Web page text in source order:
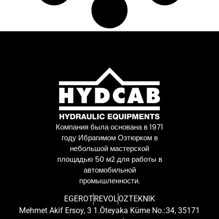
Компания была основана в 1971
году Ибрагимом Озтюрком в
небольшой мастерской
площадью 50 м2 для работы в
автомобильной
промышленности.
EGEROTREVOLOZTEKNIK
Mehmet Akif Ersoy, 3 1.Öteyaka Küme No.:34, 35171